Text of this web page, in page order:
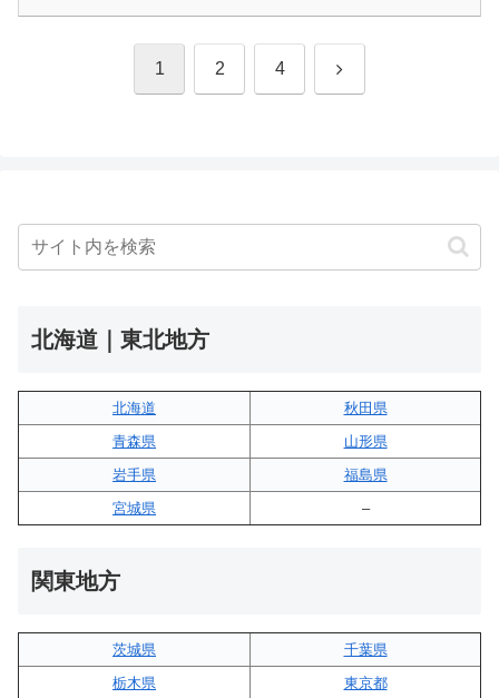
1 2 4 次
北海道｜東北地方
北海道
秋田県
青森県
山形県
岩手県
福島県
宮城県
–
関東地方
茨城県
千葉県
栃木県
東京都